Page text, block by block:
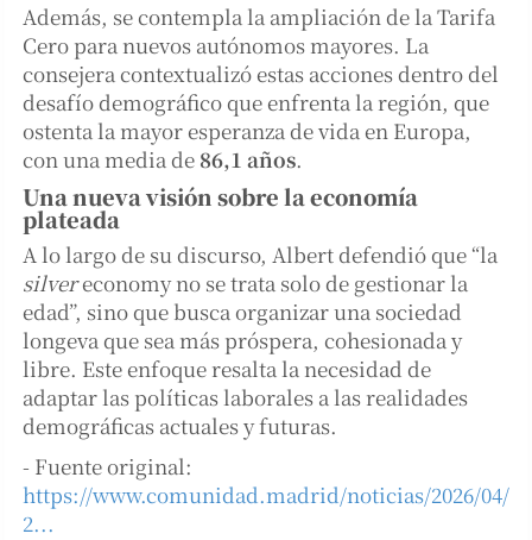
Además, se contempla la ampliación de la Tarifa
Cero para nuevos autónomos mayores. La
consejera contextualizó estas acciones dentro del
desafío demográfico que enfrenta la región, que
ostenta la mayor esperanza de vida en Europa,
con una media de 86,1 años.
Una nueva visión sobre la economía
plateada
A lo largo de su discurso, Albert defendió que “la
silvereconomy no se trata solo de gestionar la
edad”, sino que busca organizar una sociedad
longeva que sea más próspera, cohesionada y
libre. Este enfoque resalta la necesidad de
adaptar las políticas laborales a las realidades
demográficas actuales y futuras.
- Fuente original:
https://www.comunidad.madrid/noticias/2026/04/
2...